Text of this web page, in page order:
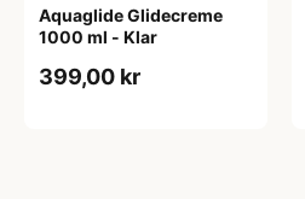
Aquaglide Glidecreme
1000 ml - Klar
399,00 kr